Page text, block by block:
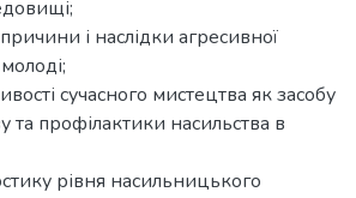
і наслідки агресивної
сучасного мистецтва як засобу
та профілактики насильства в
рівня насильницького